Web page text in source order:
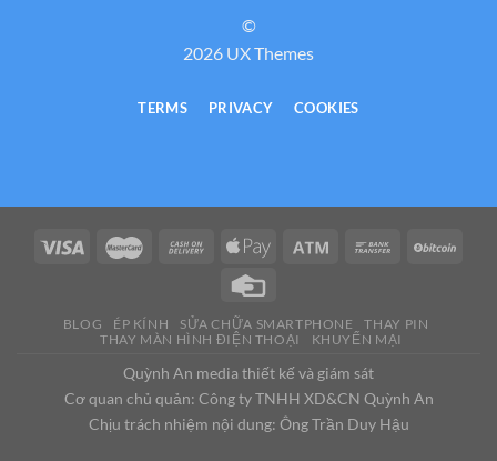
©
2026 UX Themes
TERMS PRIVACY COOKIES
BLOG ÉP KÍNH SỬA CHỮA SMARTPHONE
THAY PIN
THAY MÀN HÌNH ĐIỆN THOẠI
KHUYẾN MẠI
Quỳnh An media thiết kế và giám sát
Cơ quan chủ quản: Công ty TNHH XD&CN Quỳnh An
Chịu trách nhiệm nội dung: Ông Trần Duy Hậu